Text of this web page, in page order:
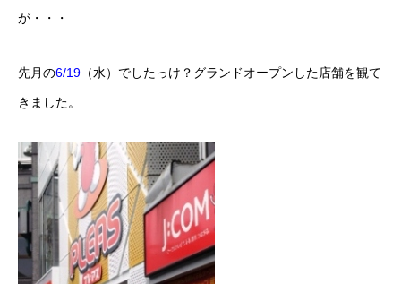
が・・・
先月の6/19 （水）でしたっけ？グランドオープンした店舗を観て
きました。